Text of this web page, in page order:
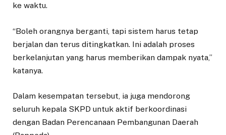
ke waktu.
“Boleh orangnya berganti, tapi sistem harus tetap
berjalan dan terus ditingkatkan. Ini adalah proses
berkelanjutan yang harus memberikan dampak nyata,”
katanya.
Dalam kesempatan tersebut, ia juga mendorong
seluruh kepala SKPD untuk aktif berkoordinasi
dengan Badan Perencanaan Pembangunan Daerah